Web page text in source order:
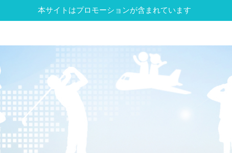
本サイトはプロモーションが含まれています